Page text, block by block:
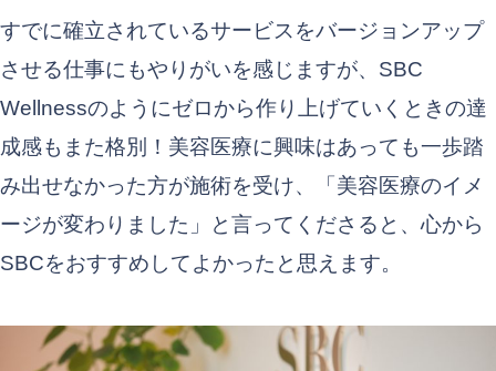
すでに確立されているサービスをバージョンアップ
させる仕事にもやりがいを感じますが、SBC
Wellnessのようにゼロから作り上げていくときの達
成感もまた格別！美容医療に興味はあっても一歩踏
み出せなかった方が施術を受け、「美容医療のイメ
ージが変わりました」と言ってくださると、心から
SBCをおすすめしてよかったと思えます。